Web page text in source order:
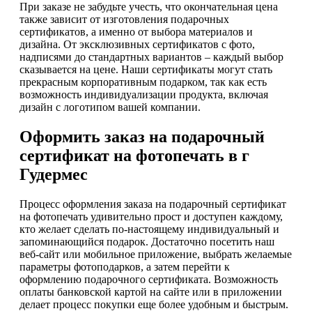
При заказе не забудьте учесть, что окончательная цена
также зависит от изготовления подарочных
сертификатов, а именно от выбора материалов и
дизайна. От эксклюзивных сертификатов с фото,
надписями до стандартных вариантов – каждый выбор
сказывается на цене. Наши сертификаты могут стать
прекрасным корпоративным подарком, так как есть
возможность индивидуализации продукта, включая
дизайн с логотипом вашей компании.
Оформить заказ на подарочный
сертификат на фотопечать в г
Гудермес
Процесс оформления заказа на подарочный сертификат
на фотопечать удивительно прост и доступен каждому,
кто желает сделать по-настоящему индивидуальный и
запоминающийся подарок. Достаточно посетить наш
веб-сайт или мобильное приложение, выбрать желаемые
параметры фотоподарков, а затем перейти к
оформлению подарочного сертификата. Возможность
оплаты банковской картой на сайте или в приложении
делает процесс покупки еще более удобным и быстрым.